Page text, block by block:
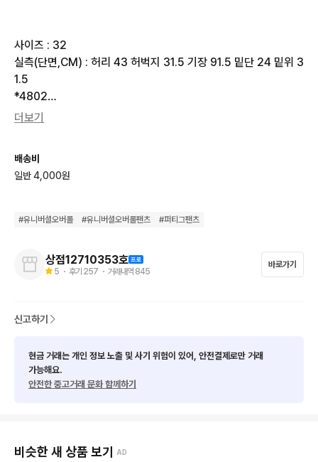
사이즈 : 32
실측(단면,CM) : 허리 43 허벅지 31.5 기장 91.5 밑단 24 밑위 3
1.5
*4802
노출된 제품은 모두 구매 가능한 제품이므로
공지사항 확인 후 결제하시고 톡 남겨주시면
(제주도는 배송비 7000원, 결제 전 말씀부탁드립니다 )
립니다.)
또한 구매 문의 후 미결제 시
찔러보기 비매너로 간주하여 차단합니다
습니다.
더보기
배송비
일반 4,000원
#유니버셜오버롤 #유니버셜오버롤팬츠 #퍼티그팬츠
상점12710353호
5 ・ 후기 257 ・ 거래내역 845
바로가기
신고하기
현금 거래는 개인 정보 노출 및 사기 위험이 있어, 안전결제로만 거래
가능해요.
안전한 중고거래 문화 함께하기
비슷한 새 상품 보기 AD